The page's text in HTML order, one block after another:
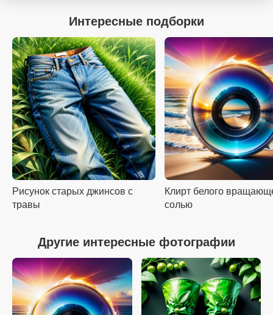
Интересные подборки
Рисунок старых джинсов с
травы
Клирт белого
солью
Другие интересные фотографии